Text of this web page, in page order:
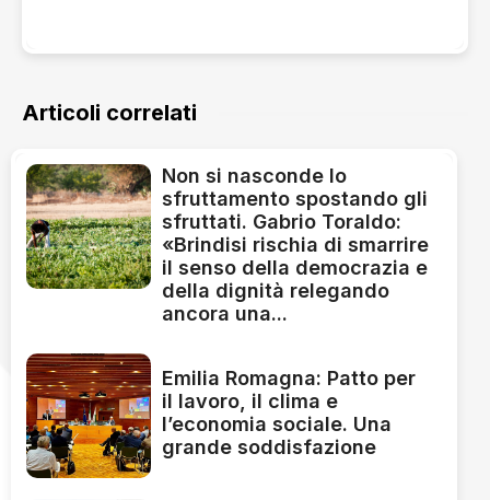
Articoli correlati
Non si nasconde lo
sfruttamento spostando gli
sfruttati. Gabrio Toraldo:
«Brindisi rischia di smarrire
il senso della democrazia e
della dignità relegando
ancora una...
Emilia Romagna: Patto per
il lavoro, il clima e
l’economia sociale. Una
grande soddisfazione